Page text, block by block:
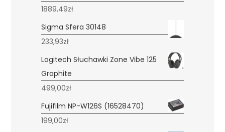
1889,49zł
Sigma Sfera 30148
233,93zł
Logitech Słuchawki Zone Vibe 125
Graphite
499,00zł
Fujifilm NP-W126S (16528470)
199,00zł